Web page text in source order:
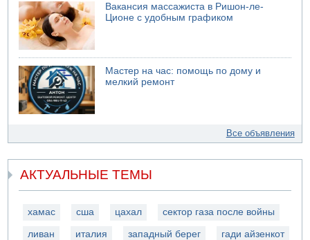
Вакансия массажиста в Ришон-ле-
Ционе с удобным графиком
Мастер на час: помощь по дому и
мелкий ремонт
Все объявления
АКТУАЛЬНЫЕ ТЕМЫ
хамас сша цахал сектор газа после войны
ливан италия западный берег гади айзенкот